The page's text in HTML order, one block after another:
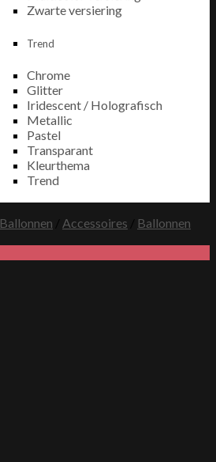
Zwarte versiering
Trend
Chrome
Glitter
Iridescent / Holografisch
Metallic
Pastel
Transparant
Kleurthema
Trend
Ballonnen Accessoires
Ballonnen